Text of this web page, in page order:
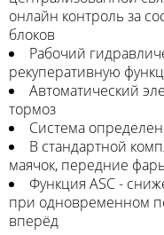
онлайн контроль за
блоков
Рабочий
рекуперативную
Автоматический
тормоз
Система
В стандартной
маячок, передние
Функция ASC -
при одновременном
вперёд